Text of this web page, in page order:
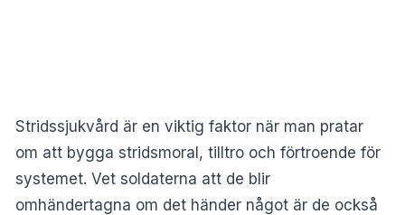
Stridssjukvård är en viktig faktor när man pratar
om att bygga stridsmoral, tilltro och förtroende för
systemet. Vet soldaterna att de blir
omhändertagna om det händer något är de också